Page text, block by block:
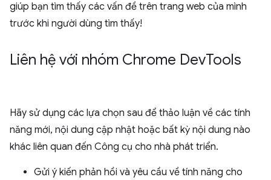
giúp bạn tìm thấy các vấn đề trên trang web của mình
trước khi người dùng tìm thấy!
Liên hệ với nhóm Chrome DevTools
Hãy sử dụng các lựa chọn sau để thảo luận về các tính
năng mới, nội dung cập nhật hoặc bất kỳ nội dung nào
khác liên quan đến Công cụ cho nhà phát triển.
Gửi ý kiến phản hồi và yêu cầu về tính năng cho